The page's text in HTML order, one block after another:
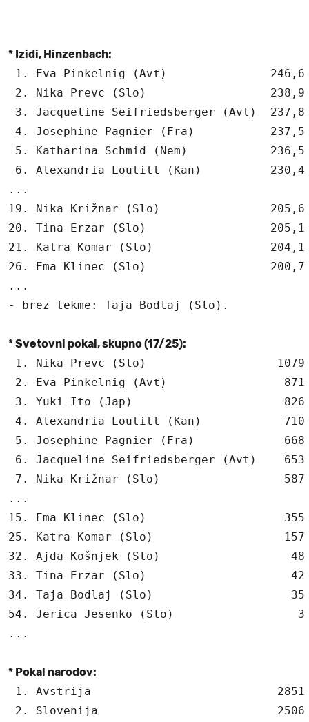
* Izidi, Hinzenbach:
1. Eva Pinkelnig (Avt)               246,6
2. Nika Prevc (Slo)                  238,9
3. Jacqueline Seifriedsberger (Avt)
4. Josephine Pagnier (Fra)           237,5
5. Katharina Schmid (Nem)            236,5
6. Alexandria Loutitt (Kan)          230,4
...
19. Nika Križnar (Slo)                205,6
20. Tina Erzar (Slo)                  205,1
21. Katra Komar (Slo)                 204,1
26. Ema Klinec (Slo)                  200,7
...
- brez tekme: Taja Bodlaj (Slo).
* Svetovni pokal, skupno (17/25):
1. Nika Prevc (Slo)                   1079
2. Eva Pinkelnig (Avt)                 871
3. Yuki Ito (Jap)                      826
4. Alexandria Loutitt (Kan)            710
5. Josephine Pagnier (Fra)             668
6. Jacqueline Seifriedsberger (Avt)    653
7. Nika Križnar (Slo)                  587
...
15. Ema Klinec (Slo)                    355
25. Katra Komar (Slo)                   157
32. Ajda Košnjek (Slo)                   48
33. Tina Erzar (Slo)                     42
34. Taja Bodlaj (Slo)                    35
54. Jerica Jesenko (Slo)                  3
...
* Pokal narodov:
1. Avstrija                           2851
2. Slovenija                          2506